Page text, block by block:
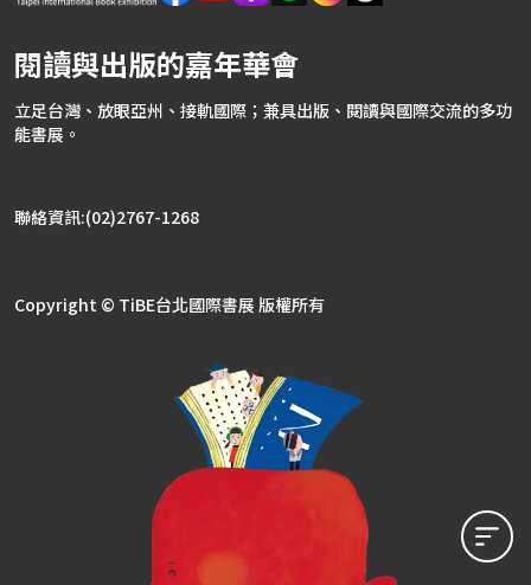
閱讀與出版的嘉年華會
立足台灣、放眼亞州、接軌國際；兼具出版、閱讀與國際交流的多功
能書展。
聯絡資訊:(02)2767-1268
Copyright © TiBE台北國際書展 版權所有